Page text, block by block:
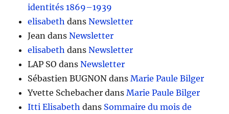
identités 1869–1939
elisabeth dansNewsletter
Jean dansNewsletter
elisabeth dansNewsletter
LAP SO dansNewsletter
Sébastien BUGNON dansMarie Paule Bilger
Yvette Schebacher dansMarie Paule Bilger
Itti Elisabeth dans Sommaire du mois de